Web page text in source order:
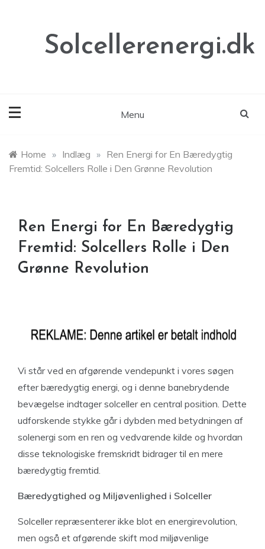
Solcellerenergi.dk
Menu
Home » Indlæg » Ren Energi for En Bæredygtig
Fremtid: Solcellers Rolle i Den Grønne Revolution
Ren Energi for En Bæredygtig
Fremtid: Solcellers Rolle i Den
Grønne Revolution
Vi står ved en afgørende vendepunkt i vores søgen
efter bæredygtig energi, og i denne banebrydende
bevægelse indtager solceller en central position. Dette
udforskende stykke går i dybden med betydningen af
solenergi som en ren og vedvarende kilde og hvordan
disse teknologiske fremskridt bidrager til en mere
bæredygtig fremtid.
Bæredygtighed og Miljøvenlighed i Solceller
Solceller repræsenterer ikke blot en energirevolution,
men også et afgørende skift mod miljøvenlige